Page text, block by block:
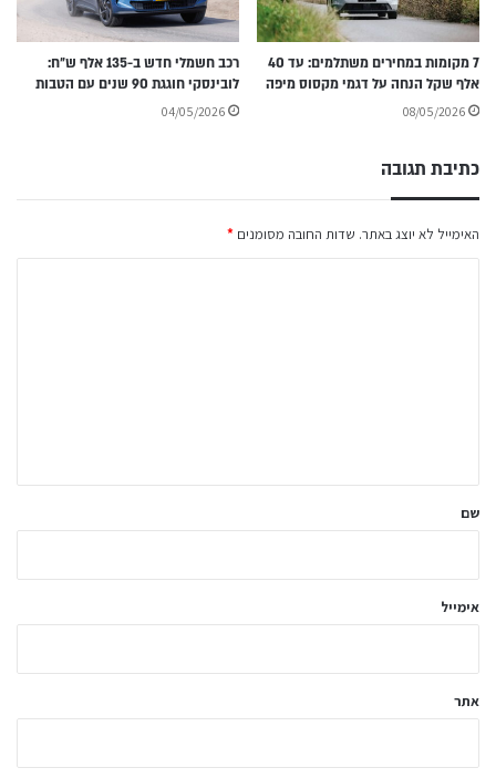
7 מקומות במחירים משתלמים: עד 40
אלף שקל הנחה על דגמי מקסוס מיפה
08/05/2026
רכב חשמלי חדש ב-135 אלף ש״ח:
לובינסקי חוגגת 90 שנים עם הטבות
04/05/2026
כתיבת תגובה
האימייל לא יוצג באתר. שדות החובה מסומנים *
ל
שם
אימייל
אתר